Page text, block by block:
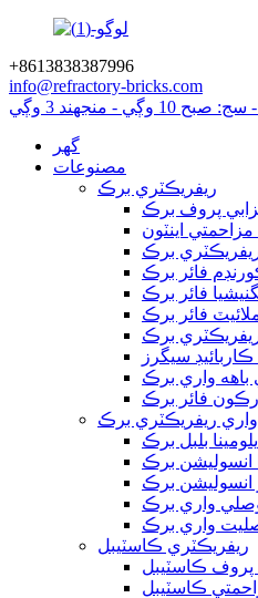
+8613838387996
info@refractory-bricks.com
10 وڳي - منجهند 3 وڳي
گھر
مصنوعات
ريفريڪٽري برڪ
پروف برڪ
مزاحمتي اينٽون
ريفريڪٽري برڪ
فائر برڪ
فائر برڪ
فائر برڪ
برڪ
سيگرز
واري برڪ
فائر برڪ
ريفريڪٽري برڪ
ايلومينا بلبل برڪ
انسوليشن برڪ
انسوليشن برڪ
واري برڪ
واري برڪ
ريفريڪٽري ڪاسٽيبل
پروف ڪاسٽيبل
ڪاسٽيبل